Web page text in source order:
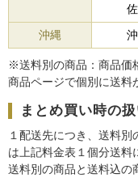
沖縄
※送料別の商品：商品価
商品ページで個別に送料
まとめ買い時の
１配送先につき、送料
は上記料金表１個分送料
送料別の商品と送料込の